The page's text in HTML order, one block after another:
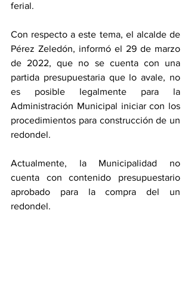
ferial.
Con respecto a este tema, el alcalde de
Pérez Zeledón, informó el 29 de marzo
de 2022, que no se cuenta con una
partida presupuestaria que lo avale, no
es posible legalmente para la
Administración Municipal iniciar con los
procedimientos para construcción de un
redondel.
Actualmente, la Municipalidad no
cuenta con contenido presupuestario
aprobado para la compra del un
redondel.